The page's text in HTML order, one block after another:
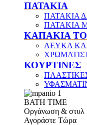
ΠΑΤΑΚΙΑ
ΠΑΤΑΚΙΑ
ΠΑΤΑΚΙΑ
ΚΑΠΑΚΙΑ
ΛΕΥΚΑ
ΚΟΥΡΤΙΝΕΣ
ΒΑΤΗ ΤΙΜΕ
Οργάνωση & στυλ
Αγοράστε Τώρα